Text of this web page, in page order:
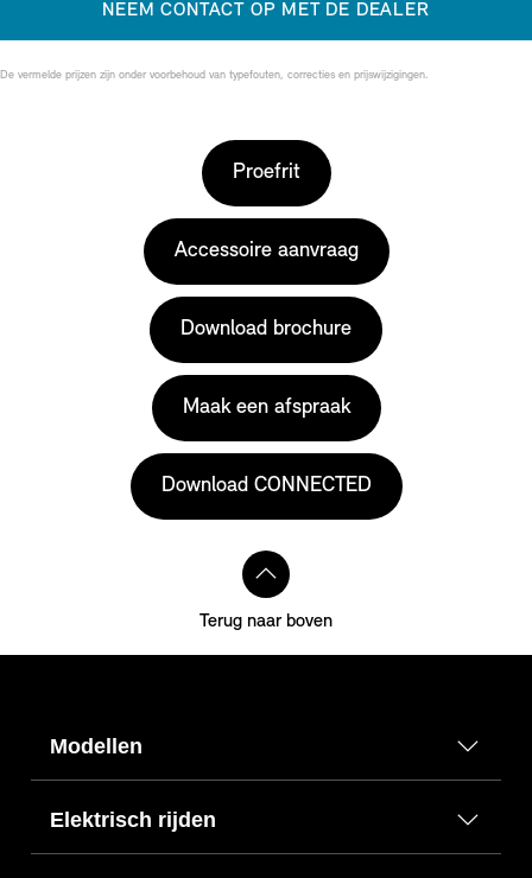
NEEM CONTACT OP MET DE DEALER
De vermelde prijzen zijn onder voorbehoud van typefouten, correcties en prijswijzigingen.
Proefrit
Accessoire aanvraag
Download brochure
Maak een afspraak
Download CONNECTED
Terug naar boven
Modellen
Elektrisch rijden